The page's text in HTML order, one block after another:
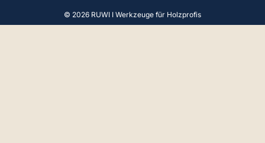
© 2026 RUWI I Werkzeuge für Holzprofis